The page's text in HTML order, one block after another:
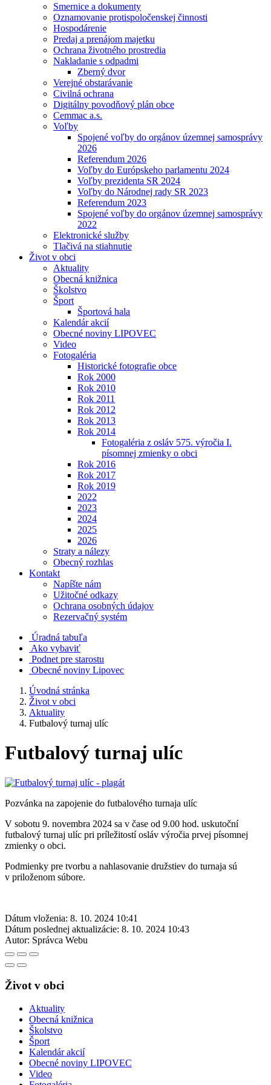
Smernice a dokumenty
Oznamovanie protispoločenskej činnosti
Hospodárenie
Predaj a prenájom majetku
Ochrana životného prostredia
Nakladanie s odpadmi
Zberný dvor
Verejné obstarávanie
Civilná ochrana
Digitálny povodňový plán obce
Cemmac a.s.
Voľby
Spojené voľby do orgánov územnej samosprávy
2026
Referendum 2026
Voľby do Európskeho parlamentu 2024
Voľby prezidenta SR 2024
Voľby do Národnej rady SR 2023
Referendum 2023
Spojené voľby do orgánov územnej samosprávy
2022
Elektronické služby
Tlačivá na stiahnutie
Život v obci
Aktuality
Obecná knižnica
Školstvo
Šport
Športová hala
Kalendár akcií
Obecné noviny LIPOVEC
Video
Fotogaléria
Historické fotografie obce
Rok 2000
Rok 2010
Rok 2011
Rok 2012
Rok 2013
Rok 2014
Fotogaléria z osláv 575. výročia I.
písomnej zmienky o obci
Rok 2016
Rok 2017
Rok 2019
2022
2023
2024
2025
2026
Straty a nálezy
Obecný rozhlas
Kontakt
Napíšte nám
Užitočné odkazy
Ochrana osobných údajov
Rezervačný systém
Úradná tabuľa
Ako vybaviť
Podnet pre starostu
Obecné noviny Lipovec
Úvodná stránka
Život v obci
Aktuality
Futbalový turnaj ulíc
Futbalový turnaj ulíc
Pozvánka na zapojenie do futbalového turnaja ulíc
V sobotu 9. novembra 2024 sa v čase od 9.00 hod. uskutoční
futbalový turnaj ulíc pri príležitostí osláv výročia prvej písomnej
zmienky o obci.
Podmienky pre tvorbu a nahlasovanie družstiev do turnaja sú
v priloženom súbore.
Dátum vloženia: 8. 10. 2024 10:41
Dátum poslednej aktualizácie: 8. 10. 2024 10:43
Autor: Správca Webu
Život v obci
Aktuality
Obecná knižnica
Školstvo
Šport
Kalendár akcií
Obecné noviny LIPOVEC
Video